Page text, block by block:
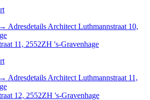
→ Adresdetails Architect Luthmannstraat 10,
11, 2552ZH 's-Gravenhage
→ Adresdetails Architect Luthmannstraat 11,
12, 2552ZH 's-Gravenhage